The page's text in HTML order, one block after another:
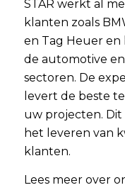
STAR werkt al
klanten zoals
en Tag Heuer
de automotive
sectoren. De
levert de beste
uw projecten. Dit
het leveren van
klanten.
Lees meer over